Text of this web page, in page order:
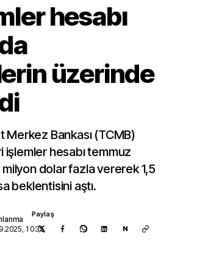
hesabı
üzerinde
Merkez Bankası (TCMB)
hesabı temmuz
milyon dolar fazla vererek 1,5
beklentisini aştı.
10:35
Paylaş
N